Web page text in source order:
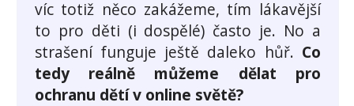
víc totiž něco zakážeme, tím lákavější
to pro děti (i dospělé) často je. No a
strašení funguje ještě daleko hůř. Co
tedy reálně můžeme dělat pro
ochranu dětí v online světě?